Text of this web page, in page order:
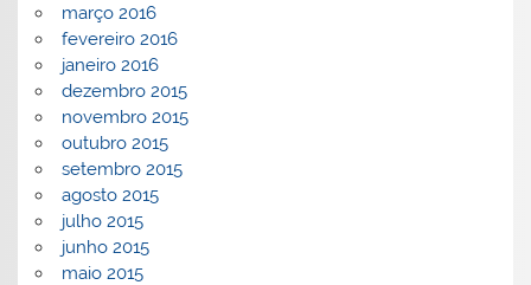
março 2016
fevereiro 2016
janeiro 2016
dezembro 2015
novembro 2015
outubro 2015
setembro 2015
agosto 2015
julho 2015
junho 2015
maio 2015